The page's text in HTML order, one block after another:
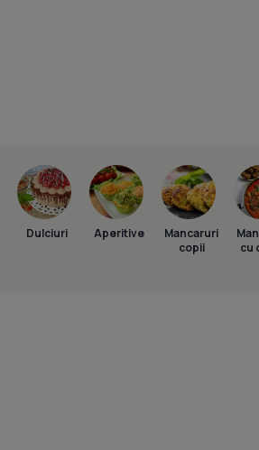
Dulciuri Aperitive
Mancaruri
copii
cu